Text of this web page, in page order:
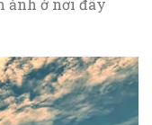
ảnh ở nơi đây